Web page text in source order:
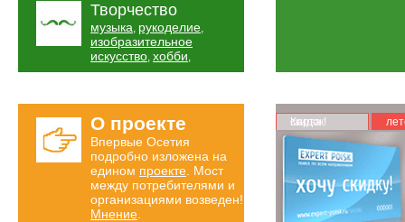
Творчество
музыка, рукоделие,
изобразительное
искусство, хобби,
О проекте
Впервые Осетия
подробно изложена на
едином проекте . Мост
между потребителями и
организациями возведен!
Мнение
Карта скидок!